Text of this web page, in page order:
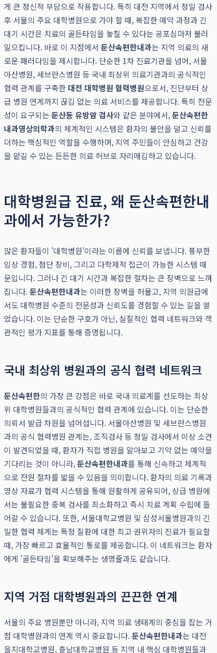
게 큰 정신적 부담으로 작용합니다. 특히 대전 지역에서 정밀 검사
후 서울의 주요 대학병원으로 가야 할 때, 복잡한 예약 과정과 긴
대기 시간은 치료의 골든타임을 놓칠 수 있다는 공포심마저 불러
일으킵니다. 바로 이 지점에서 둔산속편한내과는 지역 의료의 새
로운 패러다임을 제시합니다. 단순한 1차 진료기관을 넘어, 서울
아산병원, 세브란스병원 등 국내 최상위 의료기관과의 공식적인
협력 관계를 구축한 대전 대학병원 협력병원으로서, 진단부터 상
급 병원 연계까지 끊김 없는 의료 서비스를 제공합니다. 특히 전문
성이 요구되는 둔산동 유방암 검사와 같은 분야에서,둔산속편한
내과영상의학과의 체계적인 시스템은 환자의 불안을 덜고 신뢰를
더하는 핵심적인 역할을 수행하며, 지역 주민들이 안심하고 건강
을 맡길 수 있는 든든한 의료 허브로 자리매김하고 있습니다.
대학병원급 진료, 왜 둔산속편한내
과에서 가능한가?
많은 환자들이 '대학병원'이라는 이름에 신뢰를 보냅니다. 풍부한
임상 경험, 첨단 장비, 그리고 다학제적 접근이 가능한 시스템 때
문입니다. 그러나 긴 대기 시간과 복잡한 절차는 큰 장벽으로 느껴
집니다.둔산속편한내과는 이러한 장벽을 허물고, 지역 의원급에
서도 대학병원 수준의 전문성과 신뢰도를 경험할 수 있는 길을 열
었습니다. 이는 단순한 구호가 아닌, 실질적인 협력 네트워크와 객
관적인 평가 지표를 통해 증명됩니다.
국내 최상위 병원과의 공식 협력 네트워크
둔산속편한의 가장 큰 강점은 바로 국내 의료계를 선도하는 최상
위 대학병원들과의 공식적인 협력 관계에 있습니다. 이는 단순한
의뢰서 발급 차원을 넘어섭니다. 서울아산병원 및 세브란스병원
과의 공식 협력병원 관계는, 조직검사 등 정밀 검사에서 이상 소견
이 발견되었을 때, 환자가 직접 병원을 알아보고 기약 없는 예약을
기다리는 것이 아니라,둔산속편한내과를 통해 신속하고 체계적
으로 전원 절차를 밟을 수 있음을 의미합니다. 환자의 의료 기록과
영상 자료가 협력 시스템을 통해 원활하게 공유되어, 상급 병원에
서는 불필요한 중복 검사를 최소화하고 즉시 치료 계획 수립에 들
어갈 수 있습니다. 또한, 서울대학교병원 및 삼성서울병원과의 긴
밀한 협력 체계는 특정 질환에 대한 최고 권위자의 진료가 필요할
때, 가장 빠르고 효율적인 통로를 제공합니다. 이 네트워크는 환자
에게 '골든타임'을 확보해주는 생명줄과도 같습니다.
지역 거점 대학병원과의 끈끈한 연계
서울의 주요 병원뿐만 아니라, 지역 의료 생태계의 중심을 잡는 거
점 대학병원과의 연계 역시 중요합니다.둔산속편한내과는 대전
을지대학교병원, 충남대학교병원 등 지역 내 핵심 대학병원들과